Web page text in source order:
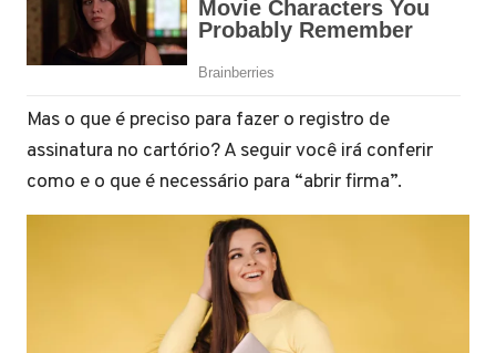
Mas o que é preciso para fazer o registro de
assinatura no cartório? A seguir você irá conferir
como e o que é necessário para “abrir firma”.